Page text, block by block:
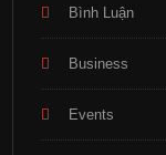
Bình Luận
Business
Events